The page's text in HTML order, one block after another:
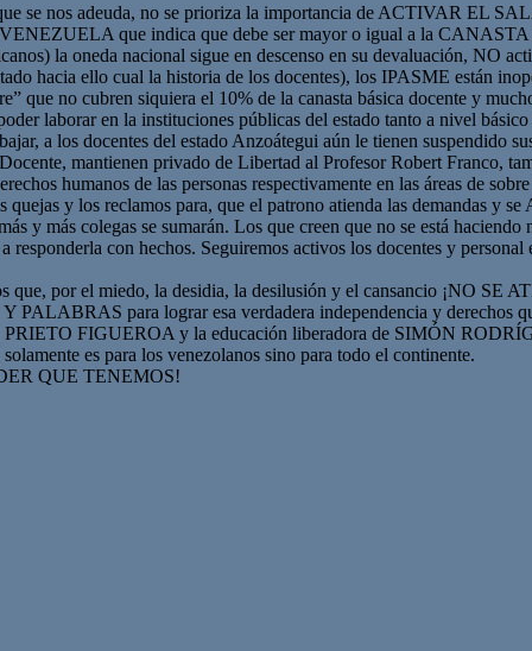
se nos adeuda, no se prioriza la importancia de ACTIVAR EL
que indica que debe ser mayor o igual a la
la oneda nacional sigue en descenso en su devaluación, NO
hacia ello cual la historia de los docentes), los IPASME están
que no cubren siquiera el 10% de la canasta básica docente y
laborar en la instituciones públicas del estado tanto a nivel
a los docentes del estado Anzoátegui aún le tienen suspendido
mantienen privado de Libertad al Profesor Robert Franco,
humanos de las personas respectivamente en las áreas de
quejas y los reclamos para, que el patrono atienda las demandas
y más colegas se sumarán. Los que creen que no se está
con hechos. Seguiremos activos los docentes y
por el miedo, la desidia, la desilusión y el cansancio ¡NO SE
para lograr esa verdadera independencia y derechos
FIGUEROA y la educación liberadora de SIMÓN
es para los venezolanos sino para todo el continente.
QUE TENEMOS!